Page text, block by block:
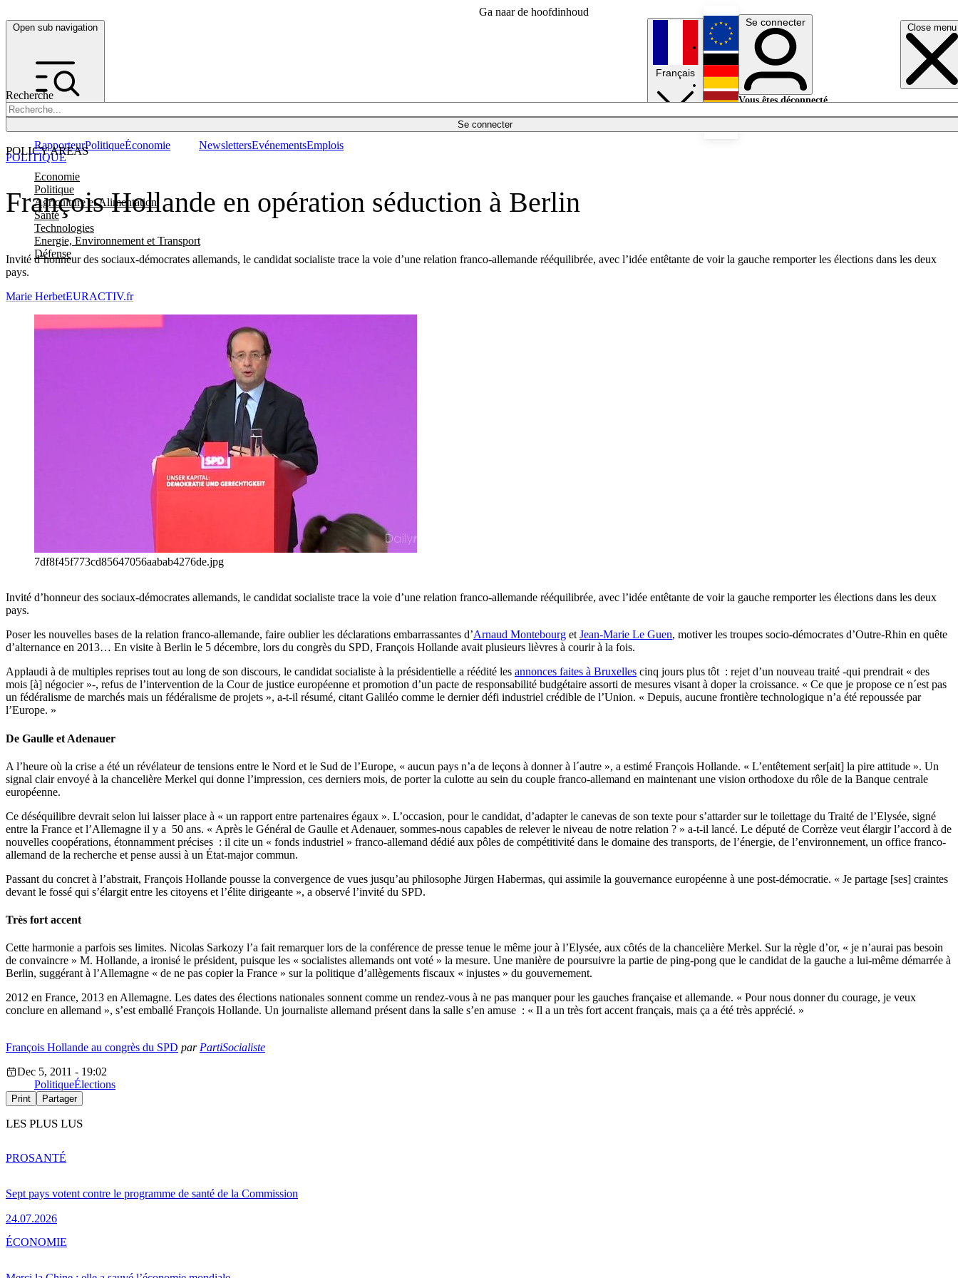
Ga naar de hoofdinhoud
Open sub navigation Close menu
Recherche
Se connecter
POLICY AREAS
Economie
Politique
Agriculture et Alimentation
Santé
Technologies
Energie, Environnement et Transport
Défense
RapporteurPolitiqueÉconomie NewslettersEvénementsEmplois
Français
English
Deutsch
Se connecter
Vous êtes déconnecté.
François Hollande en opération séduction à Berlin
Invité d’honneur des sociaux-démocrates allemands, le candidat socialiste trace la voie d’une relation franco-allemande rééquilibrée, avec l’idée entêtante de voir la gauche remporter les élections dans les deux
pays.
POLITIQUE
Marie HerbetEURACTIV.fr
7df8f45f773cd85647056aabab4276de.jpg
Invité d’honneur des sociaux-démocrates allemands, le candidat socialiste trace la voie d’une relation franco-allemande rééquilibrée, avec l’idée entêtante de voir la gauche remporter les élections dans les deux
pays.
Poser les nouvelles bases de la relation franco-allemande, faire oublier les déclarations embarrassantes d’Arnaud Montebourg et Jean-Marie Le Guen, motiver les troupes socio-démocrates d’Outre-Rhin en quête
d’alternance en 2013… En visite à Berlin le 5 décembre, lors du congrès du SPD, François Hollande avait plusieurs lièvres à courir à la fois.
Applaudi à de multiples reprises tout au long de son discours, le candidat socialiste à la présidentielle a réédité les annonces faites à Bruxelles cinq jours plus tôt : rejet d’un nouveau traité -qui prendrait « des
mois [à] négocier »-, refus de l’intervention de la Cour de justice européenne et promotion d’un pacte de responsabilité budgétaire assorti de mesures visant à doper la croissance. « Ce que je propose ce n´est pas
un fédéralisme de marchés mais un fédéralisme de projets », a-t-il résumé, citant Galiléo comme le dernier défi industriel crédible de l’Union. « Depuis, aucune frontière technologique n’a été repoussée par
l’Europe. »
De Gaulle et Adenauer
A l’heure où la crise a été un révélateur de tensions entre le Nord et le Sud de l’Europe, « aucun pays n’a de leçons à donner à l´autre », a estimé François Hollande. « L’entêtement ser[ait] la pire attitude ». Un
signal clair envoyé à la chancelière Merkel qui donne l’impression, ces derniers mois, de porter la culotte au sein du couple franco-allemand en maintenant une vision orthodoxe du rôle de la Banque centrale
européenne.
Ce déséquilibre devrait selon lui laisser place à « un rapport entre partenaires égaux ». L’occasion, pour le candidat, d’adapter le canevas de son texte pour s’attarder sur le toilettage du Traité de l’Elysée, signé
entre la France et l’Allemagne il y a 50 ans. « Après le Général de Gaulle et Adenauer, sommes-nous capables de relever le niveau de notre relation ? » a-t-il lancé. Le député de Corrèze veut élargir l’accord à de
nouvelles coopérations, étonnamment précises : il cite un « fonds industriel » franco-allemand dédié aux pôles de compétitivité dans le domaine des transports, de l’énergie, de l’environnement, un office franco-
allemand de la recherche et pense aussi à un État-major commun.
Passant du concret à l’abstrait, François Hollande pousse la convergence de vues jusqu’au philosophe Jürgen Habermas, qui assimile la gouvernance européenne à une post-démocratie. « Je partage [ses] craintes
devant le fossé qui s’élargit entre les citoyens et l’élite dirigeante », a observé l’invité du SPD.
Très fort accent
Cette harmonie a parfois ses limites. Nicolas Sarkozy l’a fait remarquer lors de la conférence de presse tenue le même jour à l’Elysée, aux côtés de la chancelière Merkel. Sur la règle d’or, « je n’aurai pas besoin
de convaincre » M. Hollande, a ironisé le président, puisque les « socialistes allemands ont voté » la mesure. Une manière de poursuivre la partie de ping-pong que le candidat de la gauche a lui-même démarrée à
Berlin, suggérant à l’Allemagne « de ne pas copier la France » sur la politique d’allègements fiscaux « injustes » du gouvernement.
2012 en France, 2013 en Allemagne. Les dates des élections nationales sonnent comme un rendez-vous à ne pas manquer pour les gauches française et allemande. « Pour nous donner du courage, je veux
conclure en allemand », s’est emballé François Hollande. Un journaliste allemand présent dans la salle s’en amuse : « Il a un très fort accent français, mais ça a été très apprécié. »
François Hollande au congrès du SPD parPartiSocialiste
Dec 5, 2011 - 19:02
PolitiqueÉlections
Print Partager
LES PLUS LUS
Sept pays votent contre le programme de santé de la Commission
24.07.2026
PROSANTÉ
ÉCONOMIE